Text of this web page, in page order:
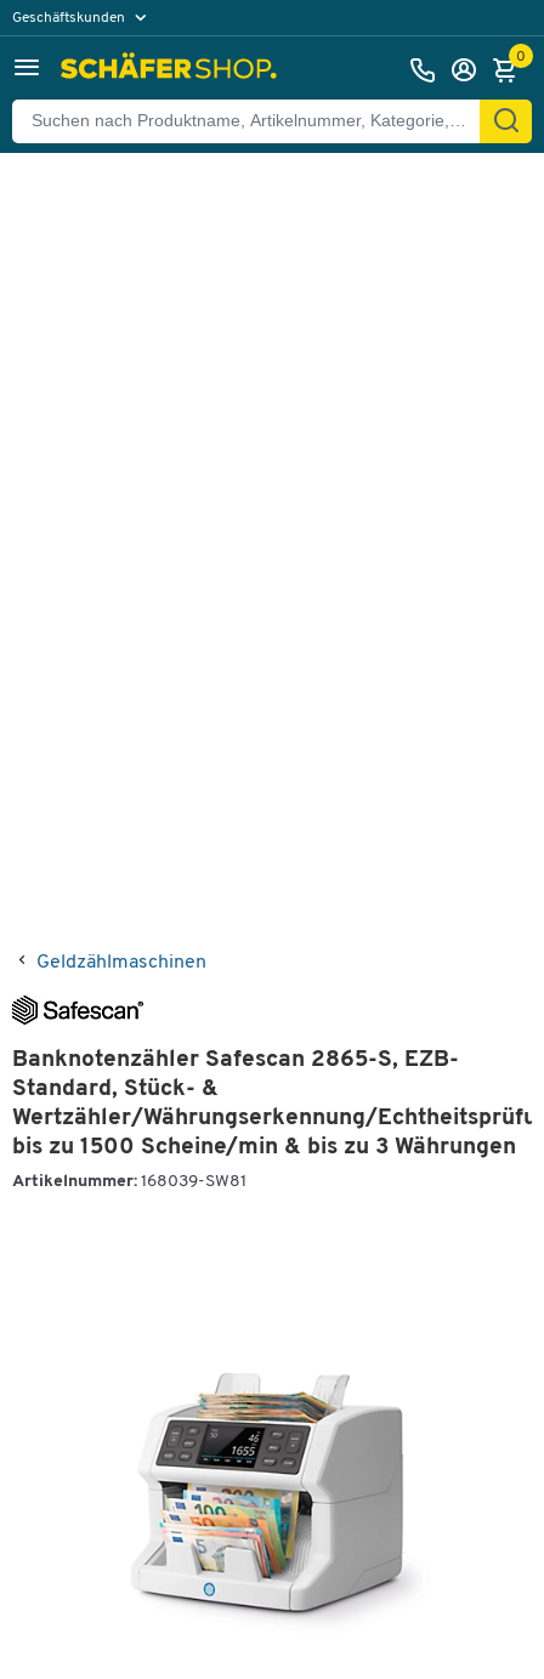
Geschäftskunden
0
Geldzählmaschinen
Banknotenzähler Safescan 2865-S, EZB-
Standard, Stück- &
Wertzähler/Währungserkennung/
bis zu 1500 Scheine/min & bis zu 3 Währungen
Artikelnummer: 168039-SW81
Zurück